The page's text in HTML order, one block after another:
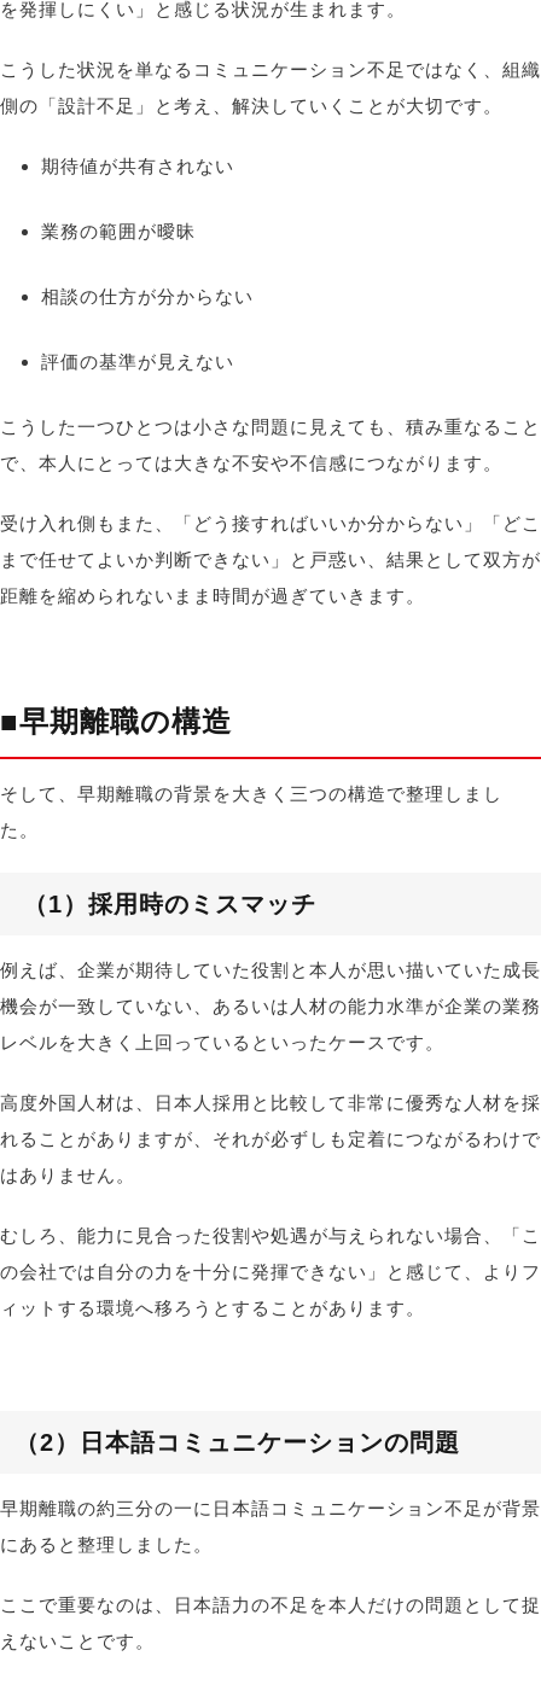
を発揮しにくい」と感じる状況が生まれます。
こうした状況を単なるコミュニケーション不足ではなく、組織
側の「設計不足」と考え
解決していくことが大切です 。
期待値が共有されない
業務の範囲が曖昧
相談の仕方が分からない
評価の基準が見えない
こうした一つひとつは小さな問題に見えても、積み重なること
で、本人にとっては大きな不安や不信感につながります。
受け入れ側もまた、「どう接すればいいか分からない」「どこ
まで任せてよいか判断できない」と戸惑い、結果として双方が
距離を縮められないまま時間が過ぎていきます。
■早期離職の構造
そして、早期離職の背景を大きく三つの構造で整理しまし
た。
（1） 採用時のミスマッチ
例えば、企業が期待していた役割と本人が思い描いていた成長
機会が一致していない、あるいは人材の能力水準が企業の業務
レベルを大きく上回っているといったケースです。
高度外国人材は、日本人採用と比較して非常に優秀な人材を採
れることがありますが、それが必ずしも定着につながるわけで
はありません。
むしろ、能力に見合った役割や処遇が与えられない場合、「こ
の会社では自分の力を十分に発揮できない」と感じて、よりフ
ィットする環境へ移ろうとすることがあります。
（2） 日本語コミュニケーションの問題
早期離職の約三分の一に日本語コミュニケーション不足が背景
にあると整理しました。
ここで重要なのは、日本語力の不足を本人だけの問題として捉
えないことです。